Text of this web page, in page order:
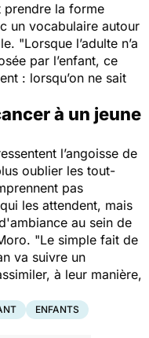
prendre la forme
un vocabulaire autour
"Lorsque l’adulte n’a
par l’enfant, ce
: lorsqu’on ne sait
à un jeune
l’angoisse de
oublier les tout-
pas
les attendent, mais
au sein de
"Le simple fait de
va suivre un
à leur manière,
ENFANTS